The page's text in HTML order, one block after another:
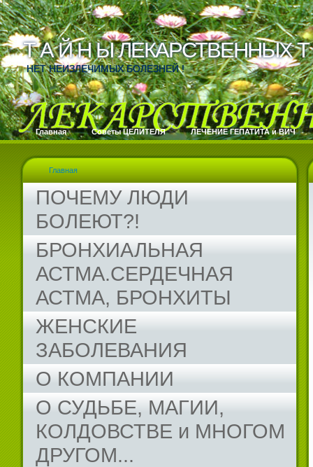
Т А Й Н Ы ЛЕКАРСТВЕННЫХ Т
Т А Й Н Ы ЛЕКАРСТВЕННЫХ Т
НЕТ НЕИЗЛЕЧИМЫХ БОЛЕЗНЕЙ !
Главная Cоветы ЦЕЛИТЕЛЯ ЛЕЧЕНИЕ ГЕПАТИТА и ВИЧ
Главная
ПОЧЕМУ ЛЮДИ
БОЛЕЮТ?!
БРОНХИАЛЬНАЯ
АСТМА.СЕРДЕЧНАЯ
АСТМА, БРОНХИТЫ
ЖЕНСКИЕ
ЗАБОЛЕВАНИЯ
О КОМПАНИИ
О СУДЬБЕ, МАГИИ,
КОЛДОВСТВЕ и МНОГОМ
ДРУГОМ...